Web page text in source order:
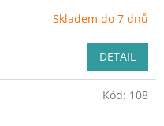
Skladem do 7 dnů
DETAIL
Kód: 108